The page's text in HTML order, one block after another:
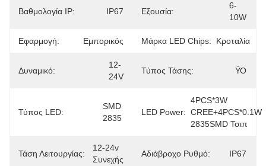
Βαθμολογία IP: IP67 Εξουσία:
6-
10W
Εφαρμογή: Εμπορικός Μάρκα LED Chips: Κροταλία
Δυναμικό:
12-
24V
Τύπος Τάσης: ΫΟ
Τύπος LED:
SMD
2835
LED Power:
4PCS*3W
CREE+4PCS*0.1W
2835SMD Τσιπ
Τάση Λειτουργίας:
12-24v
Συνεχής
Αδιάβροχο Ρυθμό: IP67